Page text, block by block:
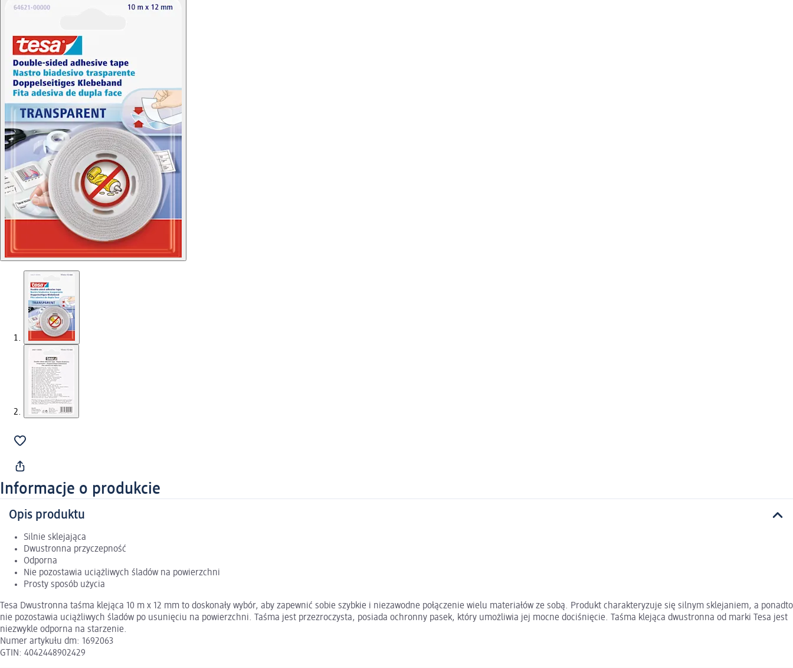
Informacje o produkcie
Opis produktu
Silnie sklejająca
Dwustronna przyczepność
Odporna
Nie pozostawia uciążliwych śladów na powierzchni
Prosty sposób użycia
Tesa Dwustronna taśma klejąca 10 m x 12 mm to doskonały wybór, aby zapewnić sobie szybkie i niezawodne połączenie wielu materiałów ze sobą. Produkt charakteryzuje się silnym sklejaniem, a ponadto
nie pozostawia uciążliwych śladów po usunięciu na powierzchni. Taśma jest przezroczysta, posiada ochronny pasek, który umożliwia jej mocne dociśnięcie. Taśma klejąca dwustronna od marki Tesa jest
niezwykle odporna na starzenie.
Numer artykułu dm: 1692063
GTIN: 4042448902429